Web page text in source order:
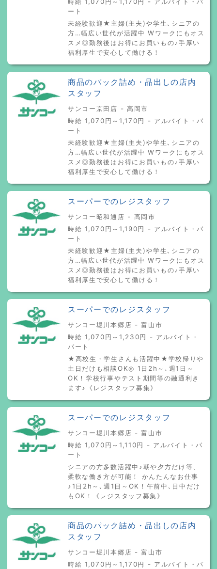
ート
未経験歓迎★主婦(主夫)や学生､シニアの
方…幅広い世代が活躍中 Wワークにもオス
スメ◎勤務後はお得にお買いもの♪手厚い
福利厚生で安心して働ける！
商品のパック詰め・品出しの店内
スタッフ
サンコー京田店 - 高岡市
時給 1,070円～1,170円 - アルバイト・パ
ート
未経験歓迎★主婦(主夫)や学生､シニアの
方…幅広い世代が活躍中 Wワークにもオス
スメ◎勤務後はお得にお買いもの♪手厚い
福利厚生で安心して働ける！
スーパーでのレジスタッフ
サンコー昭和通店 - 高岡市
時給 1,070円～1,190円 - アルバイト・パ
ート
未経験歓迎★主婦(主夫)や学生､シニアの
方…幅広い世代が活躍中 Wワークにもオス
スメ◎勤務後はお得にお買いもの♪手厚い
福利厚生で安心して働ける！
スーパーでのレジスタッフ
サンコー堀川本郷店 - 富山市
時給 1,070円～1,230円 - アルバイト・
パート
★高校生・学生さんも活躍中★学校帰りや
土日だけも相談OK◎ 1日2h～､週1日～
OK！学校行事やテスト期間等の融通利き
ます♪《レジスタッフ募集》
スーパーでのレジスタッフ
サンコー堀川本郷店 - 富山市
時給 1,070円～1,110円 - アルバイト・パ
ート
シニアの方多数活躍中♪朝や夕方だけ等、
柔軟な働き方が可能！ かんたんなお仕事
♪1日2h～､週1日～OK！午前中､日中だけ
もOK！《レジスタッフ募集》
商品のパック詰め・品出しの店内
スタッフ
サンコー堀川本郷店 - 富山市
時給 1,070円～1,170円 - アルバイト・パ